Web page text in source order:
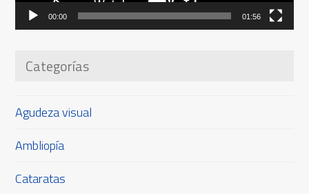
00:00 01:56
Categorías
Agudeza visual
Ambliopía
Cataratas